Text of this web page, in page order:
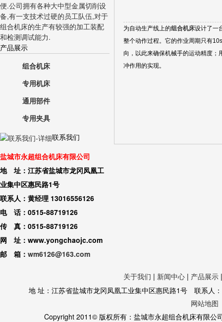
产品展示
组合机床
专用机床
通用部件
专用夹具
联系我们
盐城市永超组合机床有限公司
地 址：江苏省盐城市龙冈凤凰工
业集中区惠民路1号
联系人：黄经理 13016556126
电 话：0515-88719126
传 真：0515-88719126
网 址：www.yongchaojc.com
邮 箱： wm6126@163.com
为自动生产线上的组合机床设计了一
整个动作过程。它的作业周期只有
向，以此来确保机械手的运动精度；
冲作用的实现。
关于我们 | 新闻中心 | 产品展示
地 址：江苏省盐城市龙冈凤凰工业集中区惠民路1号 联系
网站地图
Copyright 2011© 版权所有：盐城市永超组合机床有限